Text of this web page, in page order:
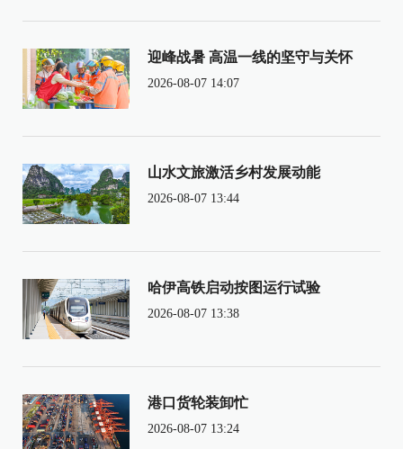
迎峰战暑 高温一线的坚守与关怀
2026-08-07 14:07
山水文旅激活乡村发展动能
2026-08-07 13:44
哈伊高铁启动按图运行试验
2026-08-07 13:38
港口货轮装卸忙
2026-08-07 13:24